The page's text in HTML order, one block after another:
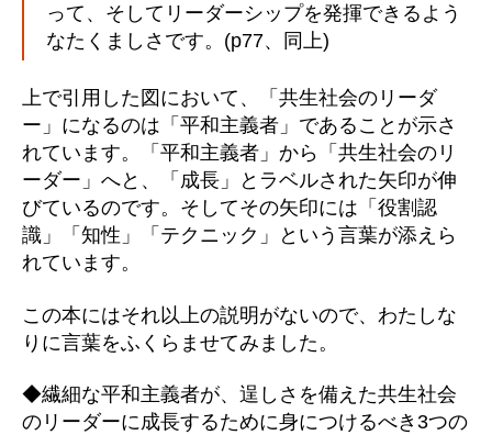
って、そしてリーダーシップを発揮できるよう
なたくましさです。(p77、同上)
上で引用した図において、「共生社会のリーダ
ー」になるのは「平和主義者」であることが示さ
れています。「平和主義者」から「共生社会のリ
ーダー」へと、「成長」とラベルされた矢印が伸
びているのです。そしてその矢印には「役割認
識」「知性」「テクニック」という言葉が添えら
れています。
この本にはそれ以上の説明がないので、わたしな
りに言葉をふくらませてみました。
◆繊細な平和主義者が、逞しさを備えた共生社会
のリーダーに成長するために身につけるべき3つの